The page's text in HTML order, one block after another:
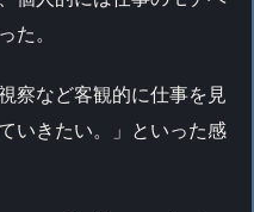
た。
察など客観的に仕事を見
いきたい。」といった感